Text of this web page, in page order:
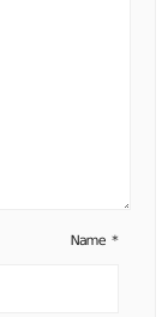
Name *